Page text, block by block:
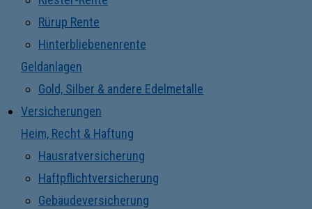
Rürup Rente
Hinterbliebenenrente
Geldanlagen
Gold, Silber & andere Edelmetalle
Versicherungen
Heim, Recht & Haftung
Hausratversicherung
Haftpflichtversicherung
Gebäudeversicherung